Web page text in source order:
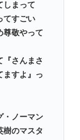
しまって
てすごい
尊敬やって
『さんまさ
ますよ』っ
ノーマン
樹のマスタ